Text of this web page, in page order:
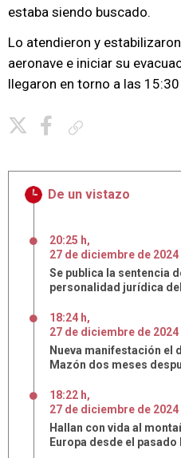
estaba siendo buscado.
Lo atendieron y
aeronave e iniciar su
llegaron en torno a las
De un vistazo
20:25 h,
27 de diciembre de 2024
Se publica la sentencia
personalidad jurídica
18:24 h,
27 de diciembre de 2024
Nueva manifestación el
Mazón dos meses
18:22 h,
27 de diciembre de 2024
Hallan con vida al
Europa desde el pasado